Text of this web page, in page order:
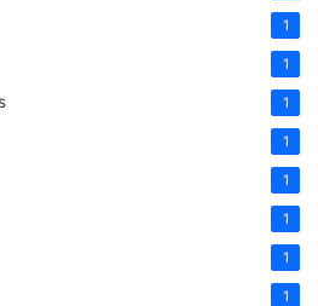
1
1
1
1
1
1
1
1